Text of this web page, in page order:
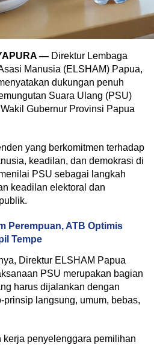
— Direktur Lembaga
Manusia (ELSHAM) Papua,
dukungan penuh
Suara Ulang (PSU)
Gubernur Provinsi Papua
yang berkomitmen terhadap
keadilan, dan demokrasi di
PSU sebagai langkah
keadilan elektoral dan
Perempuan, ATB Optimis
Tempe
Direktur ELSHAM Papua
PSU merupakan bagian
harus dijalankan dengan
langsung, umum, bebas,
kerja penyelenggara pemilihan